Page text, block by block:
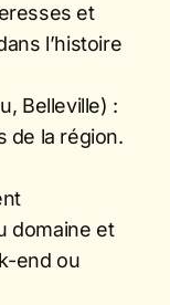
et
l’histoire
Belleville) :
de la région.
domaine et
end ou